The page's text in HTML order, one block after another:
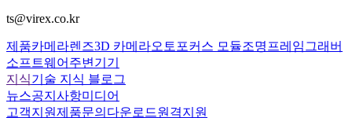
ts@virex.co.kr
제품카메라렌즈3D 카메라오토포커스 모듈조명 프레임그래버
소프트웨어 주변기기
지식기술 지식 블로그
뉴스공지사항미디어
고객지원제품문의 다운로드원격지원